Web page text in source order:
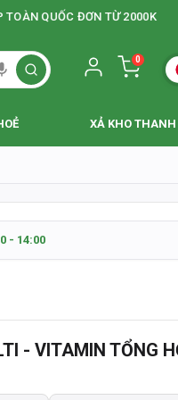
QUỐC ĐƠN TỪ 2000K
0
XẢ KHO THANH
HÀNG
- 14:00
HÀNG
- VITAMIN TỔNG